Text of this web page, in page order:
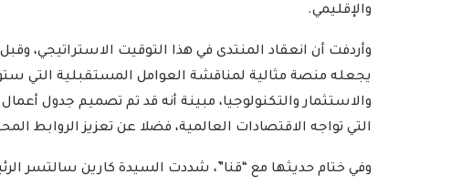
والإقليمي.
يجعله منصة مثالية لمناقشة العوامل المستقبلية التي
والاستثمار والتكنولوجيا، مبينة أنه قد تم تصميم جدول
التي تواجه الاقتصادات العالمية، فضلا عن تعزيز الروابط
وفي ختام حديثها مع “قنا”، شددت السيدة كارين سالتسر